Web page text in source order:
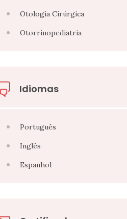
Otologia Cirúrgica
Otorrinopediatria
Idiomas
Português
Inglês
Espanhol